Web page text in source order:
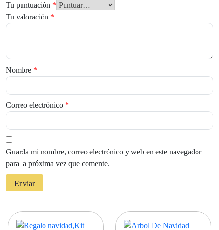
Tu puntuación *
Tu valoración *
Nombre *
Correo electrónico *
Guarda mi nombre, correo electrónico y web en este navegador
para la próxima vez que comente.